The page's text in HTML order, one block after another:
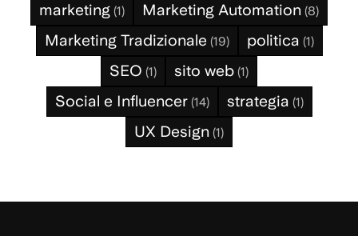
marketing (1) Marketing Automation (8)
Marketing Tradizionale (19) politica (1)
SEO (1) sito web (1)
Social e Influencer(14) strategia (1)
UX Design (1)